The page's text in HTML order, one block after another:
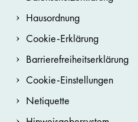
Hausordnung
Cookie-Erklärung
Barrierefreiheitserklärung
Cookie-Einstellungen
Netiquette